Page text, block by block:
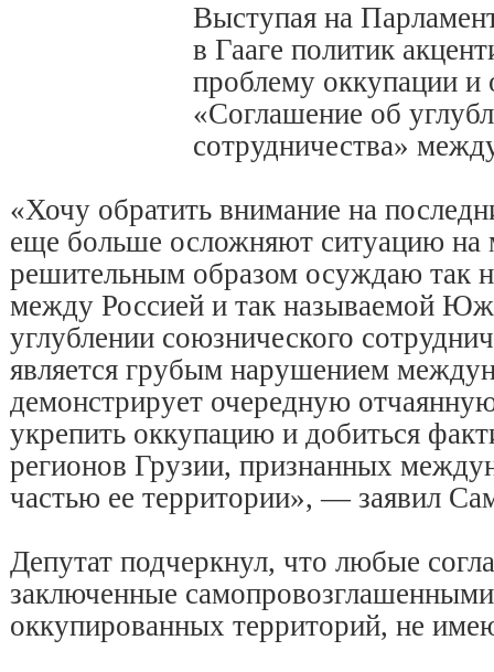
Выступая на
в Гааге политик
проблему оккупации и
«Соглашение об
сотрудничества»
«Хочу обратить внимание на
еще больше осложняют ситуацию
решительным образом осуждаю так
между Россией и так называемой
углублении союзнического
является грубым нарушением
демонстрирует очередную
укрепить оккупацию и добиться
регионов Грузии, признанных
частью ее территории», — заявил
Депутат подчеркнул, что любые
заключенные
оккупированных территорий, не